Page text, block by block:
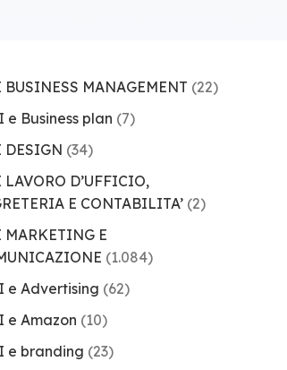
BUSINESS MANAGEMENT (22)
e Business plan (7)
DESIGN (34)
LAVORO D’UFFICIO,
E CONTABILITA’(2)
MARKETING E
(1.084)
e Advertising (62)
e Amazon (10)
e branding (23)